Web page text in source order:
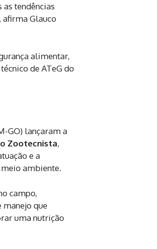
tendências
afirma Glauco
alimentar,
de ATeG do
GO) lançaram a
Zootecnista,
e a
ambiente.
campo,
que
uma nutrição